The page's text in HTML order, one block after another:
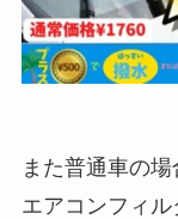
また普通車の
エアコンフィ